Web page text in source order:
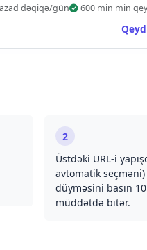
dəqiqə/gün 600 min min
2
Üstdəki URL-i
avtomatik
düyməsini basın
müddətdə bitər.